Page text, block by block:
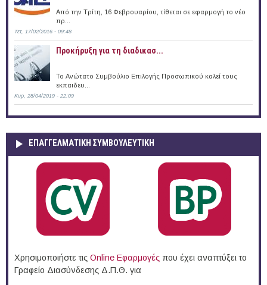
Από την Τρίτη, 16 Φεβρουαρίου, τίθεται σε εφαρμογή το νέο
πρ...
Τετ, 17/02/2016 - 09:48
Προκήρυξη για τη διαδικασ...
Το Ανώτατο Συμβούλιο Επιλογής Προσωπικού καλεί τους
εκπαιδευ...
Κυρ, 28/04/2019 - 22:09
ΕΠΑΓΓΕΛΜΑΤΙΚΉ ΣΥΜΒΟΥΛΕΥΤΙΚΉ
Χρησιμοποιήστε τις Online Eφαρμογές που έχει αναπτύξει το
Γραφείο Διασύνδεσης Δ.Π.Θ. για